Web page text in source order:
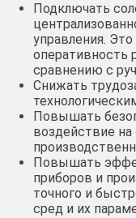
Подключать
управления.
оперативность
сравнению с
Снижать
Повышать
воздействие
Повышать
приборов и
точного и
сред и их